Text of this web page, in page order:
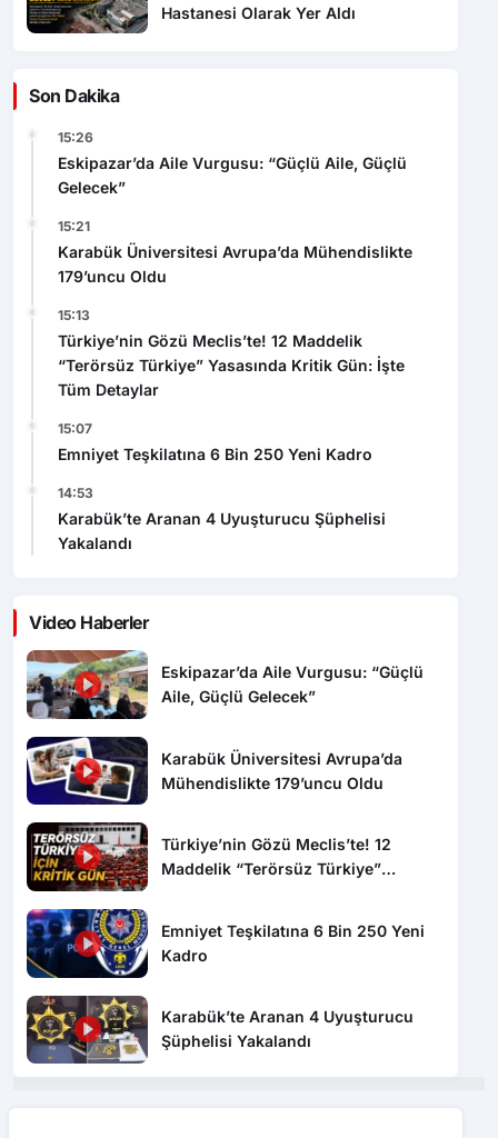
Hastanesi Olarak Yer Aldı
Son Dakika
15:26
Eskipazar’da Aile Vurgusu: “Güçlü Aile, Güçlü
Gelecek”
15:21
Karabük Üniversitesi Avrupa’da Mühendislikte
179’uncu Oldu
15:13
Türkiye’nin Gözü Meclis’te! 12 Maddelik
“Terörsüz Türkiye” Yasasında Kritik Gün: İşte
Tüm Detaylar
15:07
Emniyet Teşkilatına 6 Bin 250 Yeni Kadro
14:53
Karabük’te Aranan 4 Uyuşturucu Şüphelisi
Yakalandı
Video Haberler
Eskipazar’da Aile Vurgusu: “Güçlü
Aile, Güçlü Gelecek”
Karabük Üniversitesi Avrupa’da
Mühendislikte 179’uncu Oldu
Türkiye’nin Gözü Meclis’te! 12
Maddelik “Terörsüz Türkiye”
Emniyet Teşkilatına 6 Bin 250 Yeni
Kadro
Karabük’te Aranan 4 Uyuşturucu
Şüphelisi Yakalandı